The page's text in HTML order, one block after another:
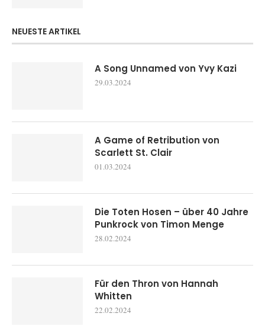
NEUESTE ARTIKEL
A Song Unnamed von Yvy Kazi
29.03.2024
A Game of Retribution von
Scarlett St. Clair
01.03.2024
Die Toten Hosen – über 40 Jahre
Punkrock von Timon Menge
28.02.2024
Für den Thron von Hannah
Whitten
22.02.2024